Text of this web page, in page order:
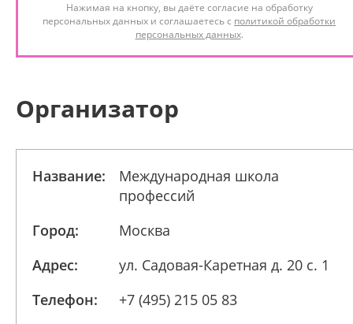
Нажимая на кнопку, вы даёте согласие на обработку
персональных данных и соглашаетесь с политикой обработки
персональных данных.
Организатор
Название:
Международная школа
профессий
Город:
Москва
Адрес:
ул. Садовая-Каретная д. 20 с. 1
Телефон:
+7 (495) 215 05 83